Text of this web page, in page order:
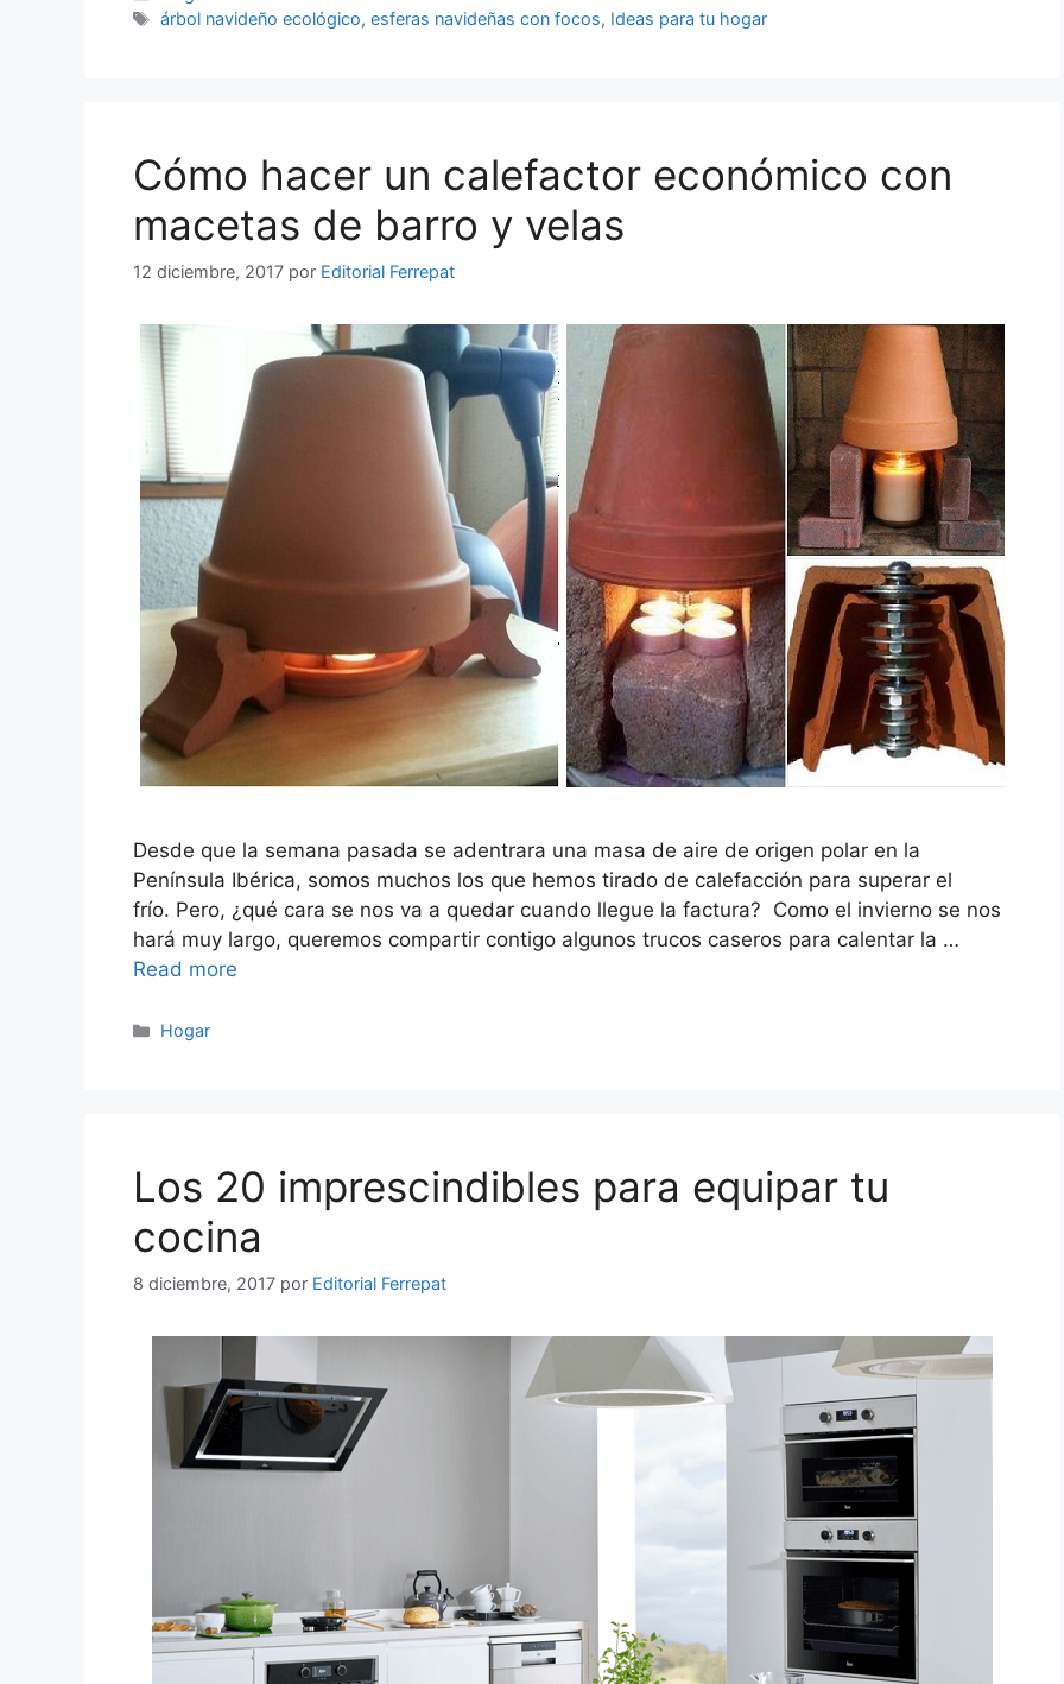
Etiquetas
árbol navideño ecológico,esferas navideñas con focos, Ideas para tu hogar
Cómo hacer un calefactor económico con
macetas de barro y velas
12 diciembre, 2017 por Editorial Ferrepat
Desde que la semana pasada se adentrara una masa de aire de origen polar en la
Península Ibérica, somos muchos los que hemos tirado de calefacción para superar el
frío. Pero, ¿qué cara se nos va a quedar cuando llegue la factura? Como el invierno se nos
hará muy largo, queremos compartir contigo algunos trucos caseros para calentar la …
Read more
Categorías
Hogar
Los 20 imprescindibles para equipar tu
cocina
8 diciembre, 2017 por Editorial Ferrepat